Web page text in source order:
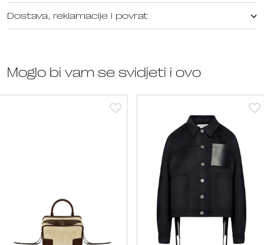
Dostava, reklamacije i povrat
Moglo bi vam se svidjeti i ovo